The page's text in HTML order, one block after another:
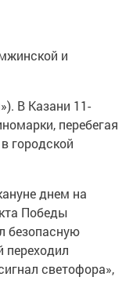
и
В Казани 11-
перебегая
городской
днем на
Победы
безопасную
переходил
светофора»,